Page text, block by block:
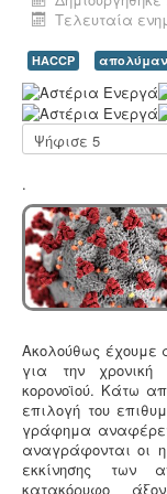
Υγρά
Υπολογισμός
υγρά
ελέγχονται ως
επιχειρήσεις
κατόπιν
πρότυπα DIN
υποχρεωτική
οικ. 47829 / 17.
Τελευταία
HACCP
Α
ξ
ι
ο
ό
γ
η
σ
η
Χ
ρ
σ
τ
η
:
5
/
Παρακαλώ
αξιολογήστε
.
Ακολούθως έχουμε
για την χρονική
κορονοϊού. Κάτω
επιλογή του
γράφημα
αναγράφονται οι
εκκίνησης των
κατακόρυφο